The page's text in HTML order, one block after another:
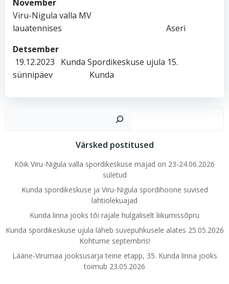
November
Viru-Nigula valla MV
lauatennises Aseri
Detsember
19.12.2023 Kunda Spordikeskuse ujula 15.
sünnipäev Kunda
Värsked postitused
Kõik Viru-Nigula valla spordikeskuse majad on 23-24.06.2026
suletud
Kunda spordikeskuse ja Viru-Nigula spordihoone suvised
lahtiolekuajad
Kunda linna jooks tõi rajale hulgaliselt liikumissõpru
Kunda spordikeskuse ujula läheb suvepuhkusele alates 25.05.2026
Kohtume septembris!
Lääne-Virumaa jooksusarja teine etapp, 35. Kunda linna jooks
toimub 23.05.2026